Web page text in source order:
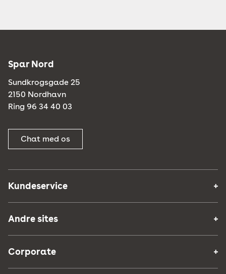
Spar Nord
Sundkrogsgade 25
2150 Nordhavn
Ring 96 34 40 03
Chat med os
Kundeservice
Andre sites
Corporate